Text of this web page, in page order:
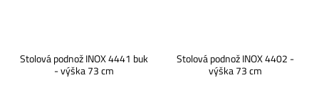
Stolová podnož INOX 4441 buk
- výška 73 cm
Stolová podnož INOX 4402 -
výška 73 cm